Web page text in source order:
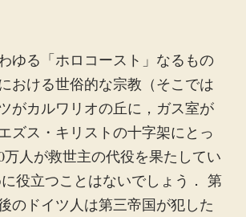
ゆる「ホロコースト」なるもの
おける世俗的な宗教（そこでは
がカルワリオの丘に，ガス室が
ズス・キリストの十字架にとっ
万人が救世主の代役を果たしてい
役立つことはないでしょう． 第
のドイツ人は第三帝国が犯した